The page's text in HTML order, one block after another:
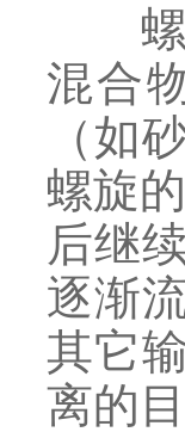
螺旋
混合
（如
螺旋
后继
逐渐
其它
离的